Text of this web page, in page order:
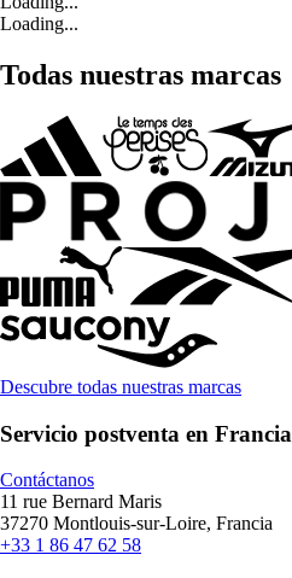
Loading...
Todas nuestras marcas
Descubre todas nuestras marcas
Servicio postventa en Francia
Contáctanos
11 rue Bernard Maris
37270 Montlouis-sur-Loire, Francia
+33 1 86 47 62 58